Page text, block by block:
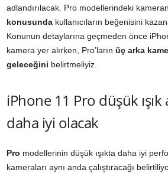
adlandırılacak. Pro modellerindeki
konusunda kullanıcıların beğenisini
Konunun detaylarına geçmeden önce
kamera yer alırken, Pro’ların üç arka
geleceğini belirtmeliyiz.
iPhone 11 Pro düşük ışık
daha iyi olacak
Pro modellerinin düşük ışıkta daha iyi
kameraları aynı anda çalıştıracağı